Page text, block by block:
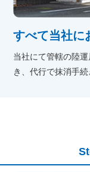
すべて当社に
当社にて管轄の陸
き、代行で抹消手続